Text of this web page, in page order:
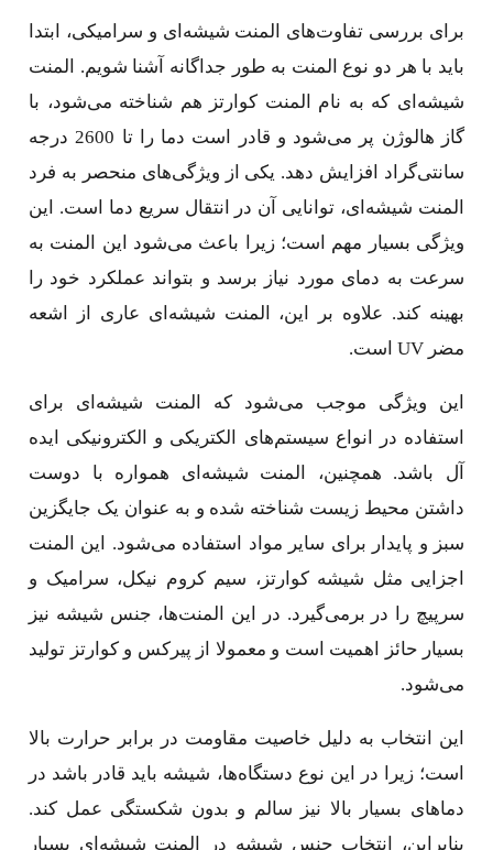
برای بررسی تفاوت‌های المنت شیشه‌ای و سرامیکی، ابتدا
باید با هر دو نوع المنت به طور جداگانه آشنا شویم. المنت
شیشه‌ای که به نام المنت کوارتز هم شناخته می‌شود، با
گاز هالوژن پر می‌شود و قادر است دما را تا 2600 درجه
سانتی‌گراد افزایش دهد. یکی از ویژگی‌های منحصر به فرد
المنت شیشه‌ای، توانایی آن در انتقال سریع دما است. این
ویژگی بسیار مهم است؛ زیرا باعث می‌شود این المنت به
سرعت به دمای مورد نیاز برسد و بتواند عملکرد خود را
بهینه کند. علاوه بر این، المنت شیشه‌ای عاری از اشعه
مضر UV است.
این ویژگی موجب می‌شود که المنت شیشه‌ای برای
استفاده در انواع سیستم‌های الکتریکی و الکترونیکی ایده
آل باشد. همچنین، المنت شیشه‌ای همواره با دوست
داشتن محیط زیست شناخته شده و به عنوان یک جایگزین
سبز و پایدار برای سایر مواد استفاده می‌شود. این المنت
اجزایی مثل شیشه کوارتز، سیم کروم نیکل، سرامیک و
سرپیچ را در برمی‌گیرد. در این المنت‌ها، جنس شیشه نیز
بسیار حائز اهمیت است و معمولا از پیرکس و کوارتز تولید
می‌شود.
این انتخاب به دلیل خاصیت مقاومت در برابر حرارت بالا
است؛ زیرا در این نوع دستگاه‌ها، شیشه باید قادر باشد در
دماهای بسیار بالا نیز سالم و بدون شکستگی عمل کند.
بنابراین، انتخاب جنس شیشه در المنت شیشه‌ای بسیار